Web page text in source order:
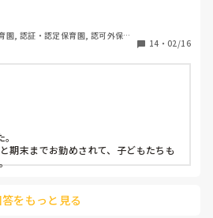
ースの水をかけ、「慣れよ、慣
子を見て笑う
子（２歳）を、立った状態で頭がス
さで四方向全て囲い（完璧な死角
を破いて遊ぶのが好きだからと入れ
、完全に何枚か食べたりしていた💦
これだけあります😓勿論、まだま
某保育園より、酷いですよ…
からです。
はなく、バイトや事務職など
したり
ャレも楽しみたいと思っています。
ことを後悔するのではないかと
ます。
がある方など、
イスをいただけたらと思います。
す。
園, 認証・認定保育園, 認可外保育
14 ・ 02/16
期末までお勤めされて、子どもたちも
！ をもっと見る